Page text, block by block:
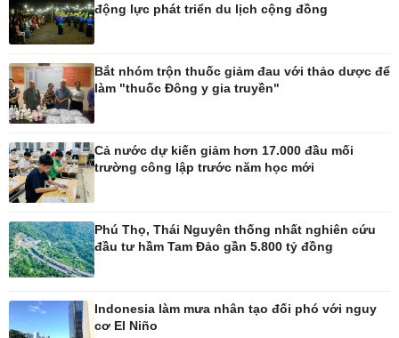
Pháp luật
Vụ án
Tin nóng
Tư vấn luật
Bóng đá quốc tế
Bóng đá Việt Nam
eSports
Hậu trường
Ô tô - Xe máy
Xe máy
Tư vấn
Doanh nghiệp 24h
động lực phát triển du lịch cộng đồng
Bắt nhóm trộn thuốc giảm đau với thảo dược để
làm "thuốc Đông y gia truyền"
Cả nước dự kiến giảm hơn 17.000 đầu mối
trường công lập trước năm học mới
Phú Thọ, Thái Nguyên thống nhất nghiên cứu
đầu tư hầm Tam Đảo gần 5.800 tỷ đồng
Indonesia làm mưa nhân tạo đối phó với nguy
cơ El Niño